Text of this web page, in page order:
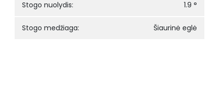
Stogo nuolydis: 1.9 °
Stogo medžiaga: Šiaurinė eglė